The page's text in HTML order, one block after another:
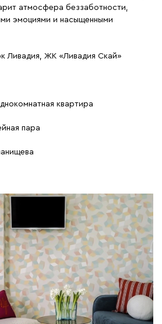
атмосфера беззаботности,
эмоциями и насыщенными
Ливадия, ЖК «Ливадия Скай»
квартира
пара